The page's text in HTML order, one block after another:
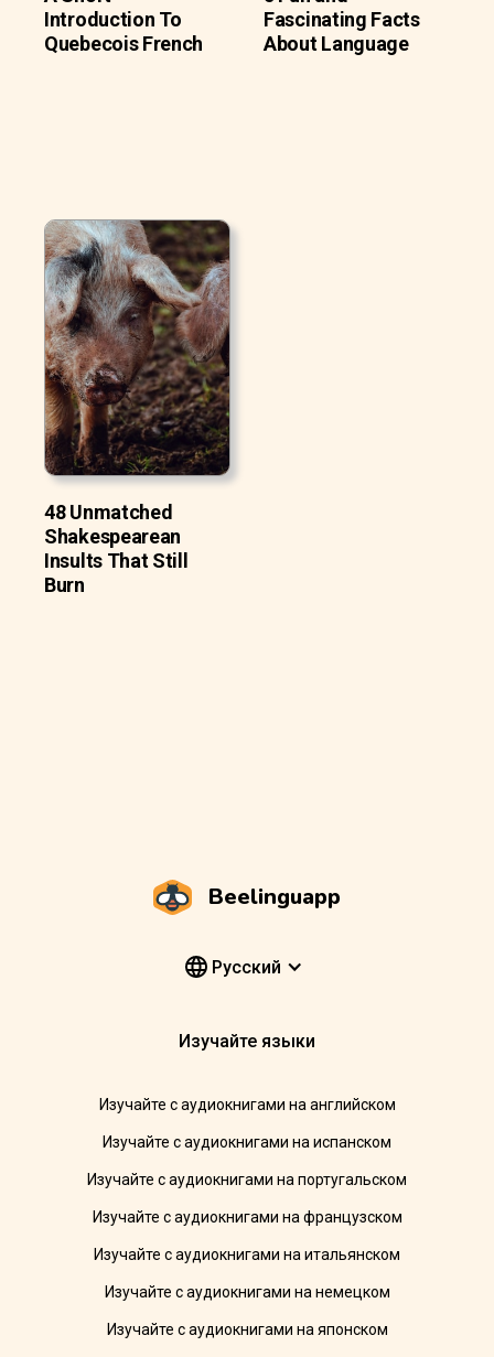
Introduction To
Quebecois French
Fascinating Facts
About Language
48 Unmatched
Shakespearean
Insults That Still
Burn
Beelinguapp
Pусский
Изучайте языки
Изучайте с аудиокнигами на английском
Изучайте с аудиокнигами на испанском
Изучайте с аудиокнигами на португальском
Изучайте с аудиокнигами на французском
Изучайте с аудиокнигами на итальянском
Изучайте с аудиокнигами на немецком
Изучайте с аудиокнигами на японском